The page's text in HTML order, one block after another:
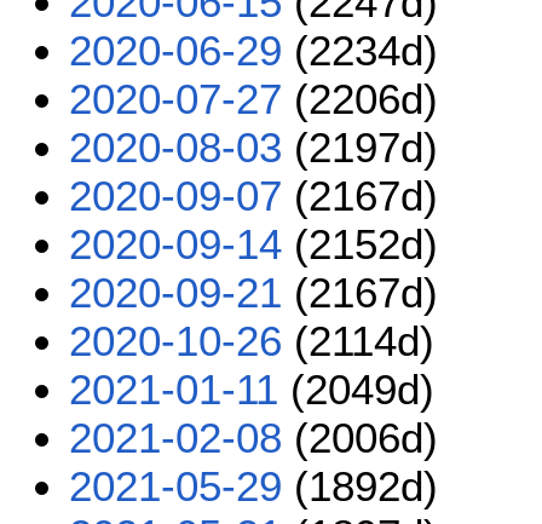
2020-06-29 (2234d)
2020-07-27 (2206d)
2020-08-03 (2197d)
2020-09-07 (2167d)
2020-09-14 (2152d)
2020-09-21 (2167d)
2020-10-26 (2114d)
2021-01-11 (2049d)
2021-02-08 (2006d)
2021-05-29 (1892d)